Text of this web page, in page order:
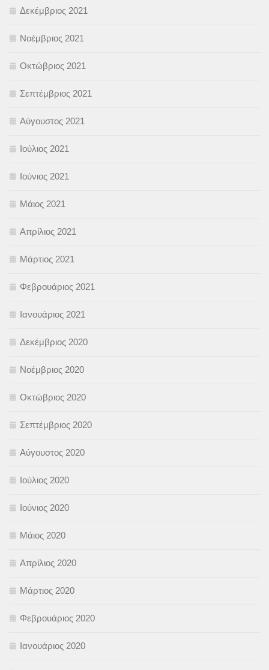
Δεκέμβριος 2021
Νοέμβριος 2021
Οκτώβριος 2021
Σεπτέμβριος 2021
Αύγουστος 2021
Ιούλιος 2021
Ιούνιος 2021
Μάιος 2021
Απρίλιος 2021
Μάρτιος 2021
Φεβρουάριος 2021
Ιανουάριος 2021
Δεκέμβριος 2020
Νοέμβριος 2020
Οκτώβριος 2020
Σεπτέμβριος 2020
Αύγουστος 2020
Ιούλιος 2020
Ιούνιος 2020
Μάιος 2020
Απρίλιος 2020
Μάρτιος 2020
Φεβρουάριος 2020
Ιανουάριος 2020